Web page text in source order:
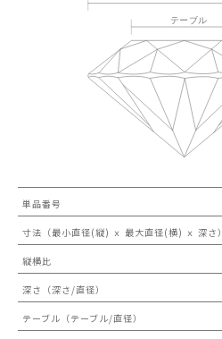
単品番号
寸法（最小直径(縦) ｘ 最大直径(横) ｘ 深さ）
縦横比
深さ（深さ/直径）
テーブル（テーブル/直径）